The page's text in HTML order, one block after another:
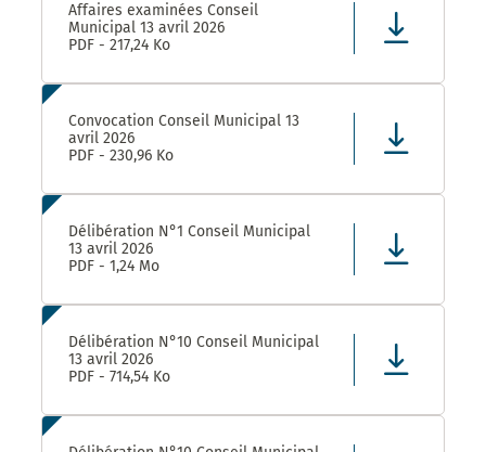
Affaires examinées Conseil
Municipal 13 avril 2026
PDF - 217,24 Ko
Convocation Conseil Municipal 13
avril 2026
PDF - 230,96 Ko
Délibération N°1 Conseil Municipal
13 avril 2026
PDF - 1,24 Mo
Délibération N°10 Conseil Municipal
13 avril 2026
PDF - 714,54 Ko